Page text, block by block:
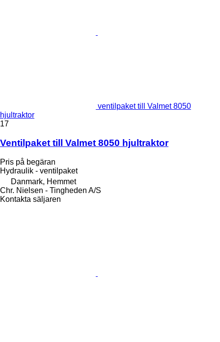
ventilpaket till Valmet 8050
hjultraktor
17
Ventilpaket till Valmet 8050 hjultraktor
Pris på begäran
Hydraulik - ventilpaket
Danmark, Hemmet
Chr. Nielsen - Tingheden A/S
Kontakta säljaren